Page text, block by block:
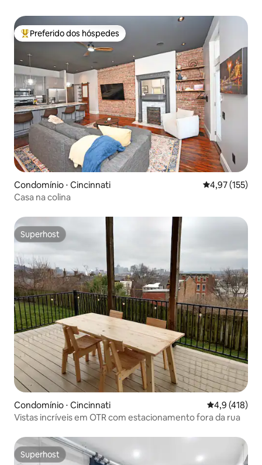
Entre os melhores preferidos dos hóspedes
Preferido dos hóspedes
Condomínio ⋅ Cincinnati 4,97 de uma
4,97 (155)
Casa na colina
Superhost
Superhost
Condomínio ⋅ Cincinnati 4,9 de uma
4,9 (418)
Vistas incríveis em OTR com estacionamento fora da rua
Superhost
Superhost